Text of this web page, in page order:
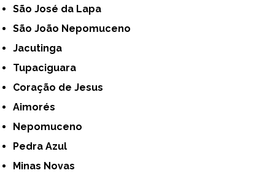
São José da Lapa
São João Nepomuceno
Jacutinga
Tupaciguara
Coração de Jesus
Aimorés
Nepomuceno
Pedra Azul
Minas Novas